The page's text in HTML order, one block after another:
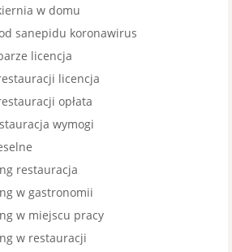
w domu
sanepidu koronawirus
licencja
licencja
opłata
wymogi
restauracja
w gastronomii
w miejscu pracy
w restauracji